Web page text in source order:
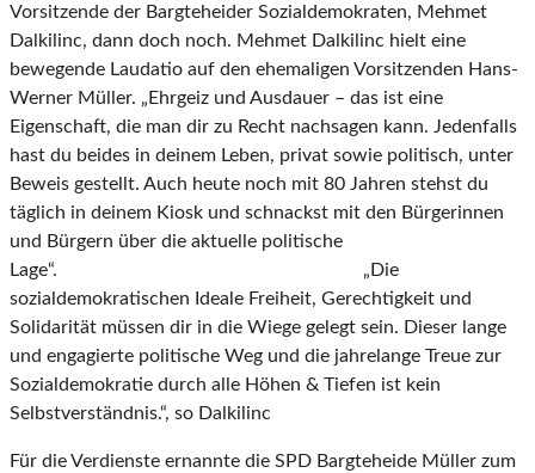
Vorsitzende der Bargteheider Sozialdemokraten, Mehmet
Dalkilinc, dann doch noch. Mehmet Dalkilinc hielt eine
bewegende Laudatio auf den ehemaligen Vorsitzenden Hans-
Werner Müller. „Ehrgeiz und Ausdauer – das ist eine
Eigenschaft, die man dir zu Recht nachsagen kann. Jedenfalls
hast du beides in deinem Leben, privat sowie politisch, unter
Beweis gestellt. Auch heute noch mit 80 Jahren stehst du
täglich in deinem Kiosk und schnackst mit den Bürgerinnen
und Bürgern über die aktuelle politische
Lage“. „Die
sozialdemokratischen Ideale Freiheit, Gerechtigkeit und
Solidarität müssen dir in die Wiege gelegt sein. Dieser lange
und engagierte politische Weg und die jahrelange Treue zur
Sozialdemokratie durch alle Höhen & Tiefen ist kein
Selbstverständnis.“, so Dalkilinc
Für die Verdienste ernannte die SPD Bargteheide Müller zum